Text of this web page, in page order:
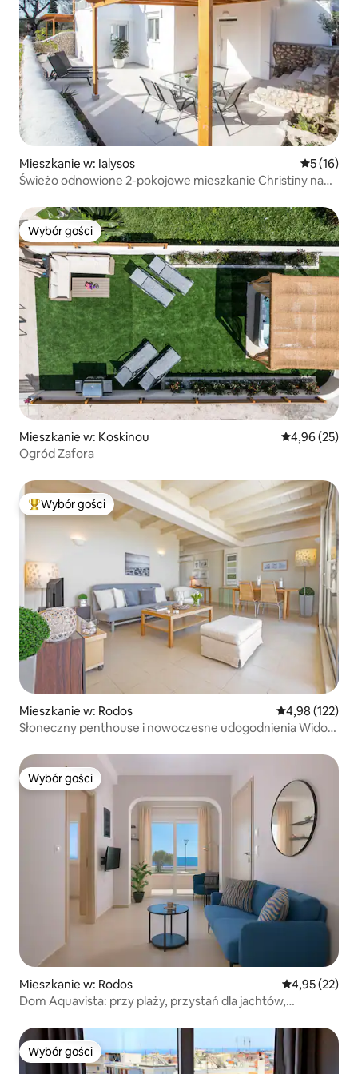
Mieszkanie w: Ialysos Średnia
5 (16)
Świeżo odnowione 2-pokojowe mieszkanie Christiny na
Wybór gości
Wybór gości
Mieszkanie w: Koskinou Średnia
4,96 (25)
Ogród Zafora
Najpopularniejsze z kategorii Wybór gości
Wybór gości
Mieszkanie w: Rodos Średnia
4,98 (122)
Słoneczny penthouse i nowoczesne udogodnienia Widok
Wybór gości
Wybór gości
Mieszkanie w: Rodos Średnia
4,95 (22)
Dom Aquavista: przy plaży, przystań dla jachtów,
Wybór gości
Wybór gości